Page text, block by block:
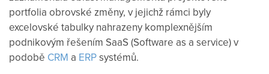
portfolia obrovské změny, v jejichž rámci byly
excelovské tabulky nahrazeny komplexnějším
podnikovým řešením SaaS (Software as a service) v
podobě CRM a ERPsystémů.